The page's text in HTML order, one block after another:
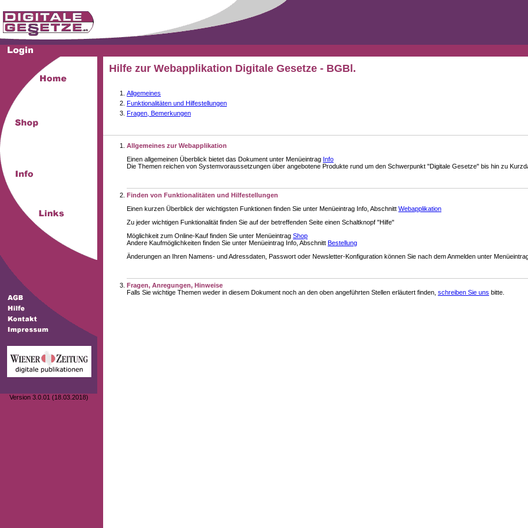
Version 3.0.01 (18.03.2018)
Hilfe zur Webapplikation Digitale Gesetze - BGBl.
Allgemeines
Funktionalitäten und Hilfestellungen
Fragen, Bemerkungen
Allgemeines zur Webapplikation
Einen allgemeinen Überblick bietet das Dokument unter Menüeintrag Info
Die Themen reichen von Systemvoraussetzungen über angebotene Produkte rund um den Schwerpunkt "Digitale Gesetze" bis hin zu
Finden von Funktionalitäten und Hilfestellungen
Einen kurzen Überblick der wichtigsten Funktionen finden Sie unter Menüeintrag Info, Abschnitt Webapplikation
Zu jeder wichtigen Funktionalität finden Sie auf der betreffenden Seite einen Schaltknopf "Hilfe"
Möglichkeit zum Online-Kauf finden Sie unter Menüeintrag Shop
Andere Kaufmöglichkeiten finden Sie unter Menüeintrag Info, Abschnitt Bestellung
Änderungen an Ihren Namens- und Adressdaten, Passwort oder Newsletter-Konfiguration können Sie nach dem Anmelden unter
Fragen, Anregungen, Hinweise
Falls Sie wichtige Themen weder in diesem Dokument noch an den oben angeführten Stellen erläutert finden, schreiben Sie uns bitte.